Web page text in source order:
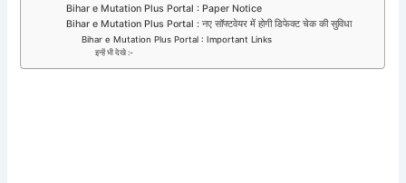
Bihar e Mutation Plus Portal : Paper Notice
Bihar e Mutation Plus Portal : नए सॉफ्टवेयर में होगी डिफेक्ट चेक की सुविधा
Bihar e Mutation Plus Portal : Important Links
इन्हें भी देखे :-